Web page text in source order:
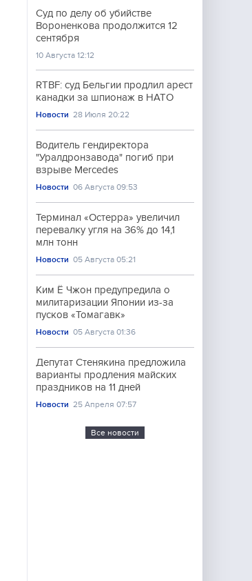
Суд по делу об убийстве
Вороненкова продолжится 12
сентября
10 Августа 12:12
RTBF: суд Бельгии продлил арест
канадки за шпионаж в НАТО
Новости 28 Июля 20:22
Водитель гендиректора
"Уралдронзавода" погиб при
взрыве Mercedes
Новости 06 Августа 09:53
Терминал «Остерра» увеличил
перевалку угля на 36% до 14,1
млн тонн
Новости 05 Августа 05:21
Ким Ё Чжон предупредила о
милитаризации Японии из-за
пусков «Томагавк»
Новости 05 Августа 01:36
Депутат Стенякина предложила
варианты продления майских
праздников на 11 дней
Новости 25 Апреля 07:57
Все новости